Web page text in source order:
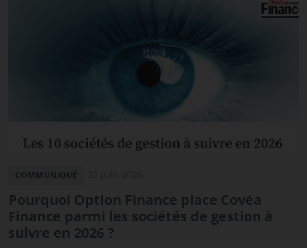
Pourquoi Option Finance place Covéa
Finance parmi les sociétés de gestion à
suivre en 2026 ?